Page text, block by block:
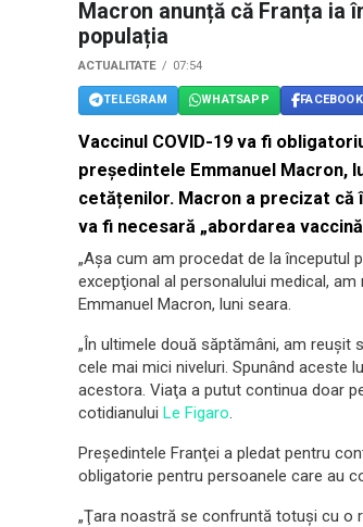
Macron anunță că Franța ia
populația
ACTUALITATE 07:54
TELEGRAM WHATSAPP FACEBOOK
Vaccinul COVID-19 va fi
președintele Emmanuel Macron,
cetățenilor. Macron a precizat că
va fi necesară „abordarea
„Aşa cum am procedat de la începutul
excepţional al personalului medical,
Emmanuel Macron, luni seara.
„În ultimele două săptămâni, am reuşit
cele mai mici niveluri. Spunând aceste
acestora. Viaţa a putut continua doar
cotidianului Le Figaro
Preşedintele Franţei a pledat pentru
obligatorie pentru persoanele care au
„Ţara noastră se confruntă totuşi cu o